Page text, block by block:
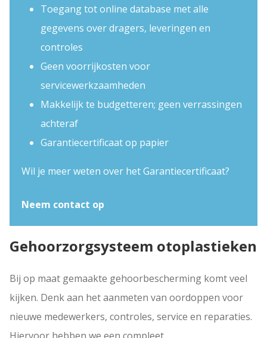
Toegang tot online database met alle
gegevens over dragers, leveringen en
controles
Geen voorrijkosten voor
servicewerkzaamheden
Makkelijk te budgetteren; geen verrassingen
achteraf
Garantiecertificaat op papier
Wil je meer weten over het Garantiecertificaat?
Neem contact op
Gehoorzorgsysteem otoplastieken
Bij op maat gemaakte gehoorbescherming komt veel
kijken. Denk aan het aanmeten van oordoppen voor
nieuwe medewerkers, controles, service en reparaties.